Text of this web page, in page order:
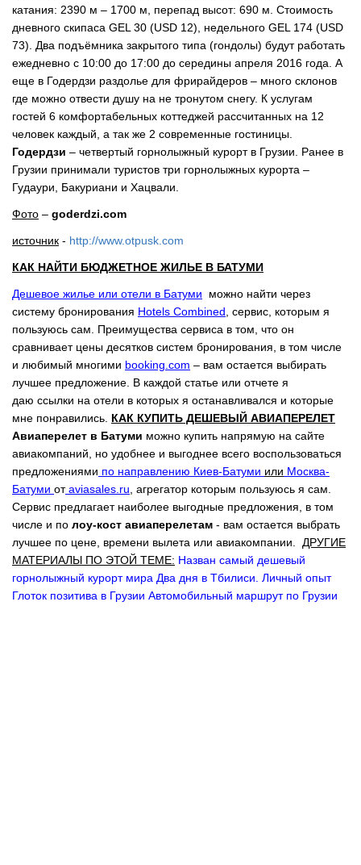
катания: 2390 м – 1700 м, перепад высот: 690 м. Стоимость
дневного скипаса GEL 30 (USD 12), недельного GEL 174 (USD
73). Два подъёмника закрытого типа (гондолы) будут работать
ежедневно с 10:00 до 17:00 до середины апреля 2016 года. А
еще в Годердзи раздолье для фрирайдеров – много склонов
где можно отвести душу на не тронутом снегу. К услугам
гостей 6 комфортабельных коттеджей рассчитанных на 12
человек каждый, а так же 2 современные гостиницы.
Годердзи – четвертый горнолыжный курорт в Грузии. Ранее в
Грузии принимали туристов три горнолыжных курорта –
Гудаури, Бакуриани и Хацвали.
Фото – goderdzi.com
источник - http://www.otpusk.com
КАК НАЙТИ БЮДЖЕТНОЕ ЖИЛЬЕ В БАТУМИ
Дешевое жилье или отели в Батуми
можно найти через
систему бронирования Hotels Combined , сервис, которым я
пользуюсь сам. Преимущества сервиса в том, что он
сравнивает цены десятков систем бронирования, в том числе
и любимый многими booking.com – вам остается выбирать
лучшее предложение. В каждой статье или отчете я
даю ссылки на отели в которых я останавливался и которые
мне понравились. КАК КУПИТЬ ДЕШЕВЫЙ АВИАПЕРЕЛЕТ
Авиаперелет в Батуми можно купить напрямую на сайте
авиакомпаний, но удобнее и выгоднее всего воспользоваться
предложениями по направлению Киев-Батуми или Москва-
Батуми от aviasales.ru , агрегатор которым пользуюсь я сам.
Сервис предлагает наиболее выгодные предложения, в том
числе и по лоу-кост авиаперелетам - вам остается выбрать
лучшее по цене, времени вылета или авиакомпании. ДРУГИЕ
МАТЕРИАЛЫ ПО ЭТОЙ ТЕМЕ: Назван самый дешевый
горнолыжный курорт мира Два дня в Тбилиси. Личный опыт
Глоток позитива в Грузии Автомобильный маршрут по Грузии